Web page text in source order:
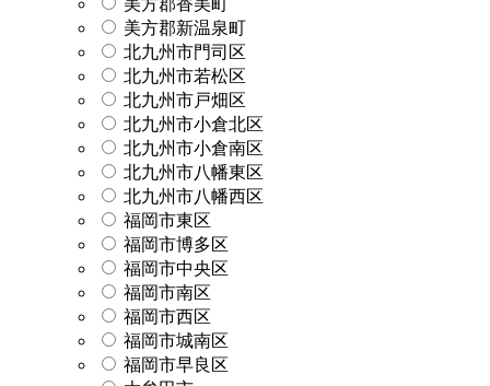
美方郡新温泉町
北九州市門司区
北九州市若松区
北九州市戸畑区
北九州市小倉北区
北九州市小倉南区
北九州市八幡東区
北九州市八幡西区
福岡市東区
福岡市博多区
福岡市中央区
福岡市南区
福岡市西区
福岡市城南区
福岡市早良区